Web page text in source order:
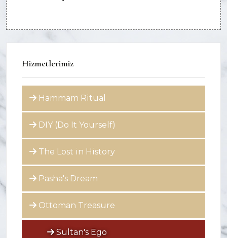
Hizmetlerimiz
Hammam Ritual
DIY (Do It Yourself)
The Lost in History
Pasha's Dream
Ottoman Treasure
Sultan's Ego